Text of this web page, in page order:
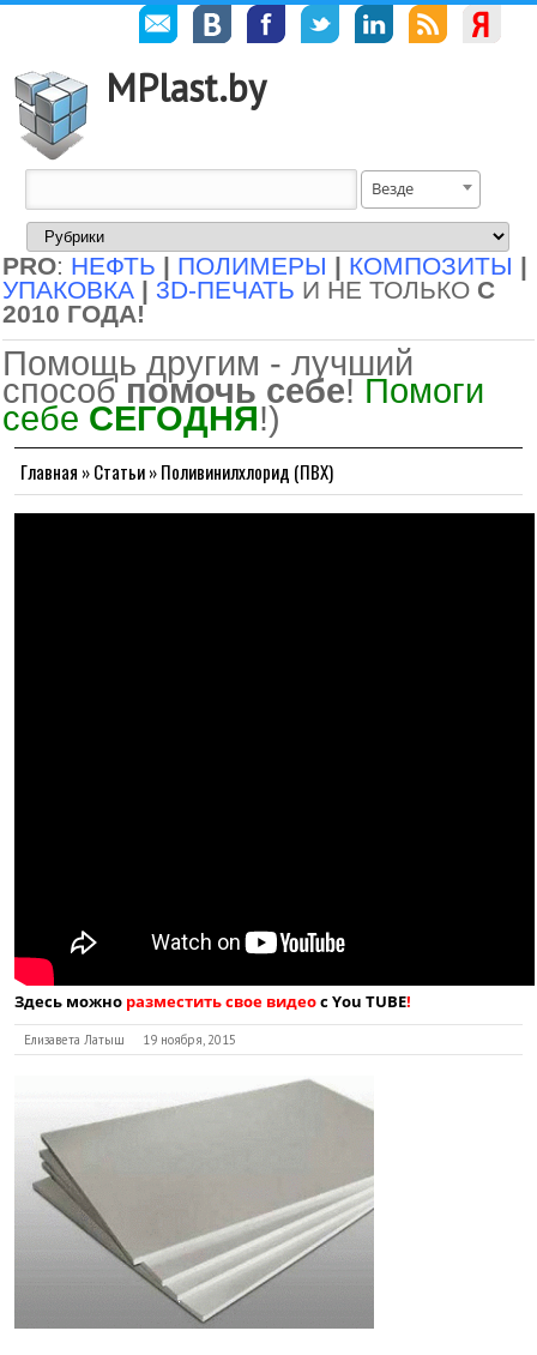
MPlast.by
Везде
PRO: НЕФТЬ | ПОЛИМЕРЫ | КОМПОЗИТЫ |
УПАКОВКА | 3D-ПЕЧАТЬ И НЕ ТОЛЬКО С
2010 ГОДА!
Помощь другим - лучший
способ помочь себе! Помоги
себе СЕГОДНЯ!)
Главная »Статьи»Поливинилхлорид (ПВХ)
Здесь можно разместить свое видеос You TUBE!
Елизавета Латыш 19 ноября, 2015